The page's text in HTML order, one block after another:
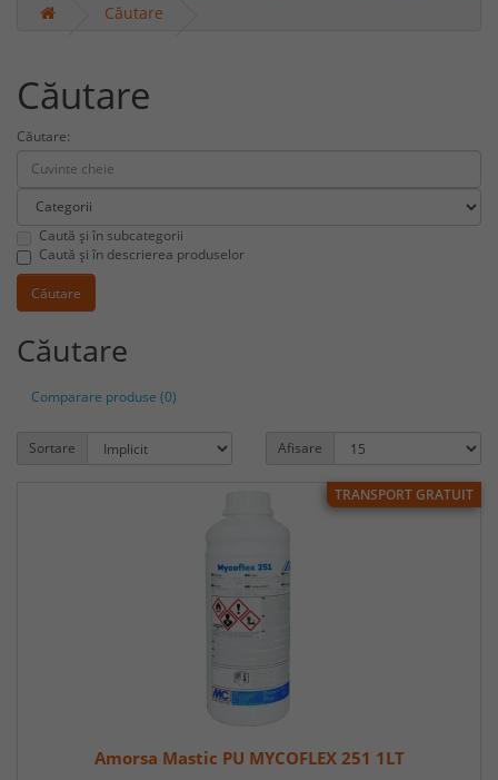
Căutare
Căutare
Căutare:
Caută și în subcategorii
Caută și în descrierea produselor
Căutare
Comparare produse (0)
Sortare Afisare
TRANSPORT GRATUIT
Amorsa Mastic PU MYCOFLEX 251 1LT